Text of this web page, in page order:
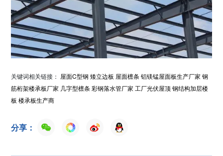
关键词相关链接： 屋面C型钢 矮立边板 屋面檩条 铝镁锰屋面板生产厂家 钢
筋桁架楼承板厂家 几字型檩条 彩钢落水管厂家 工厂光伏屋顶 钢结构加层楼
板 楼承板生产商
分享：